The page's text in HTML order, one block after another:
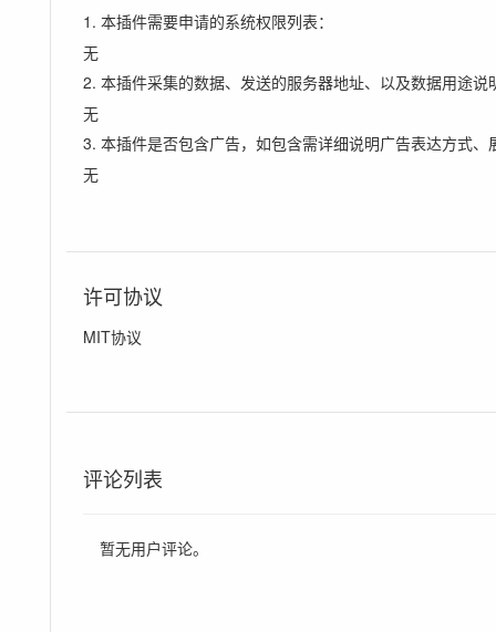
1. 本插件需要申请的系统权限列表：
无
2. 本插件采集的数据、发送的服务器地址、以及数据用途说
无
3. 本插件是否包含广告，如包含需详细说明广告表达方式、
无
许可协议
MIT协议
评论列表
暂无用户评论。